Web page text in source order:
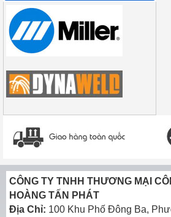
CÔNG TY TNHH THƯƠNG MẠI
HOÀNG TẤN PHÁT
Địa Chỉ: 100 Khu Phố Đông Ba,